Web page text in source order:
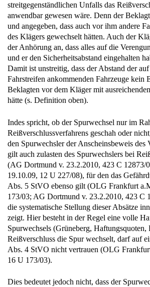
streitgegenständlichen Unfalls das
anwendbar gewesen wäre. Denn der
und angegeben, dass auch vor ihm andere
des Klägers gewechselt hätten. Auch der
der Anhörung an, dass alles auf die
und er den Sicherheitsabstand eingehalten
Damit ist unstreitig, dass der Abstand der
Fahrstreifen ankommenden Fahrzeuge kein
Beklagten vor dem Kläger mit
hätte (s. Definition oben).
Indes spricht, ob der Spurwechsel nur im
Reißverschlussverfahrens geschah oder
den Spurwechsler der Anscheinsbeweis des
gilt auch zulasten des Spurwechslers bei
(AG Dortmund v. 23.2.2010, 423 C 12873/
19.10.09, 12 U 227/08), für den das
Abs. 5 StVO ebenso gilt (OLG Frankfurt
173/03; AG Dortmund v. 23.2.2010, 423 C
die systematische Stellung dieser Absätze
zeigt. Hier besteht in der Regel eine volle
Spurwechsels (Grüneberg, Haftungsquoten,
Reißverschluss die Spur wechselt, darf auf
Abs. 4 StVO nicht vertrauen (OLG
16 U 173/03).
Dies bedeutet jedoch nicht, dass der